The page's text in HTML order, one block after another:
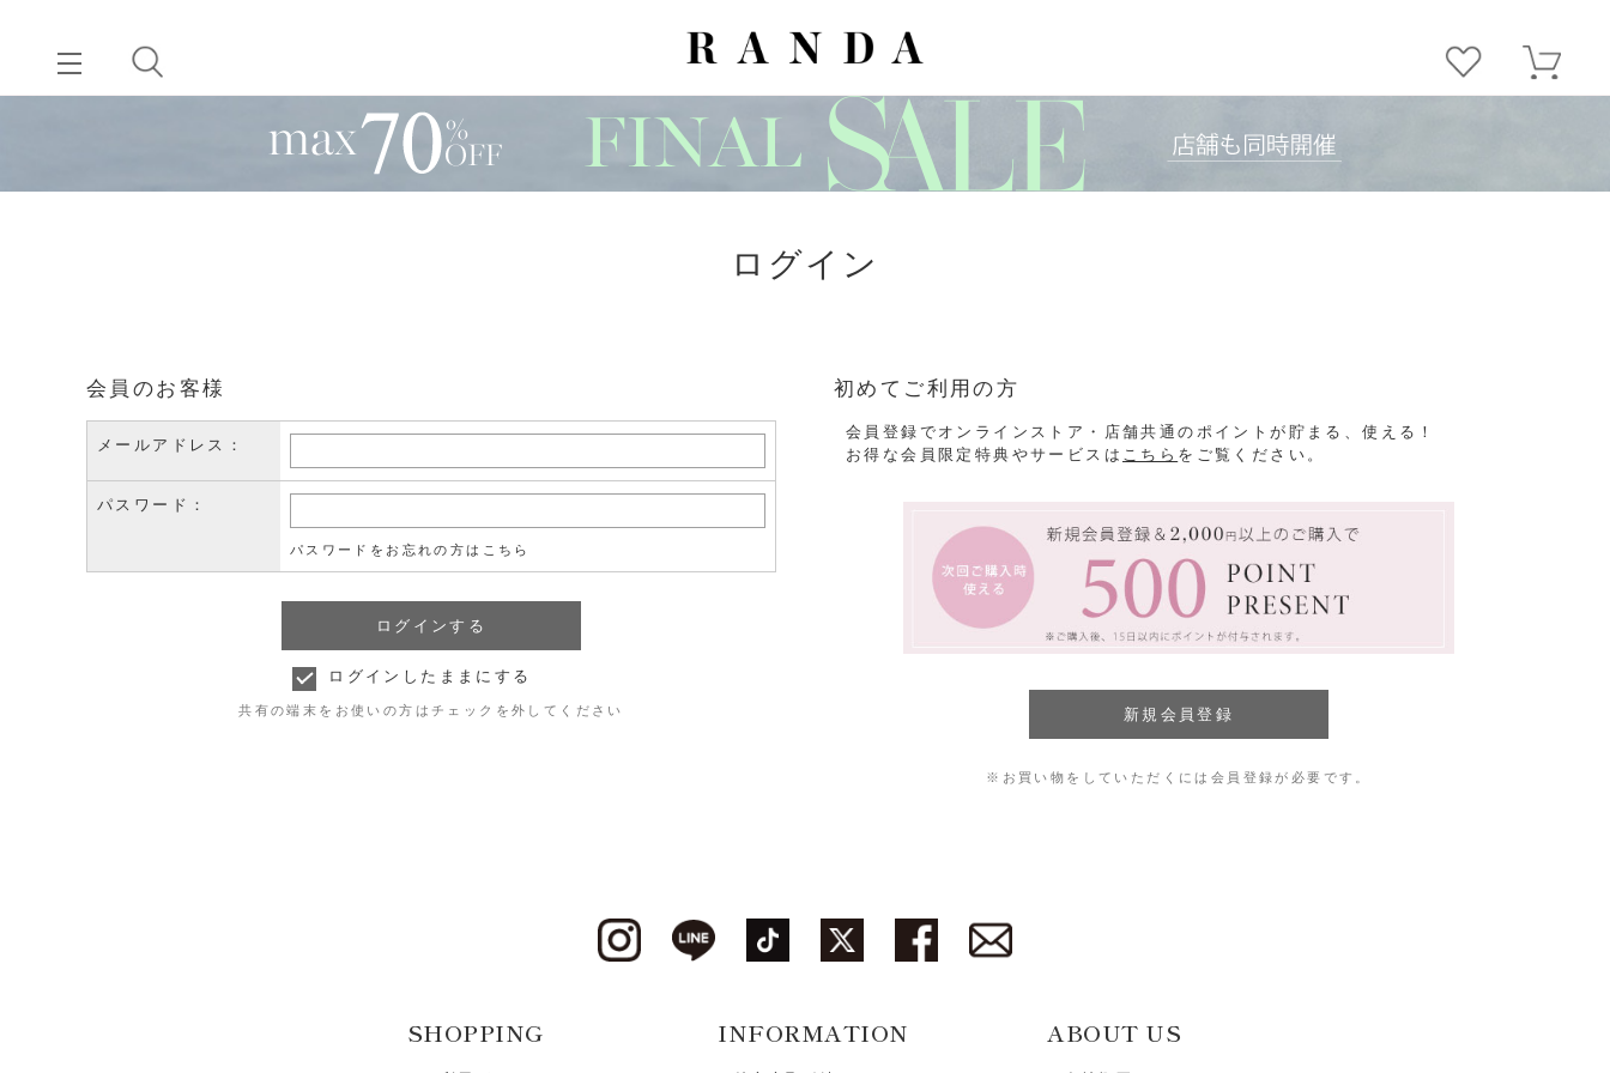
ログイン
会員のお客様
メールアドレス：
パスワード：
パスワードをお忘れの方はこちら
ログインしたままにする
共有の端末をお使いの方はチェックを外してください
初めてご利用の方
会員登録でオンラインストア・店舗共通のポイントが貯まる、使える！
お得な会員限定特典やサービスは こちら をご覧ください。
※お買い物をしていただくには会員登録が必要です。
SHOPPING INFORMATION ABOUT US